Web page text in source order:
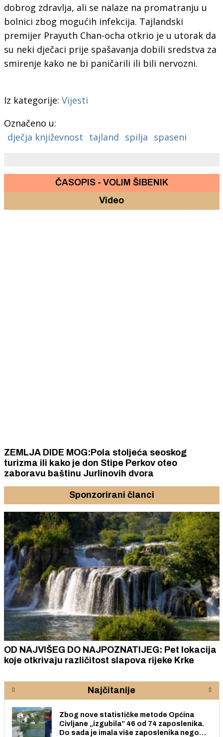
dobrog zdravlja, ali se nalaze na promatranju u
bolnici zbog mogućih infekcija. Tajlandski
premijer Prayuth Chan-ocha otkrio je u utorak da
su neki dječaci prije spašavanja dobili sredstva za
smirenje kako ne bi paničarili ili bili nervozni.
Iz kategorije: Vijesti
Označeno u:
dječja književnost tajland spilja spaseni
ČASOPIS - VOLIM ŠIBENIK
Video
ZEMLJA DIDE MOG:Pola stoljeća seoskog
turizma ili kako je don Stipe Perkov oteo
zaboravu baštinu Jurlinovih dvora
Sponzorirani članci
OD NAJVIŠEG DO NAJPOZNATIJEG: Pet lokacija
koje otkrivaju različitost slapova rijeke Krke
Najčitanije
Zbog nove statističke metode Općina
Civljane „izgubila” 46 od 74 zaposlenika.
Do sada je imala više zaposlenika nego